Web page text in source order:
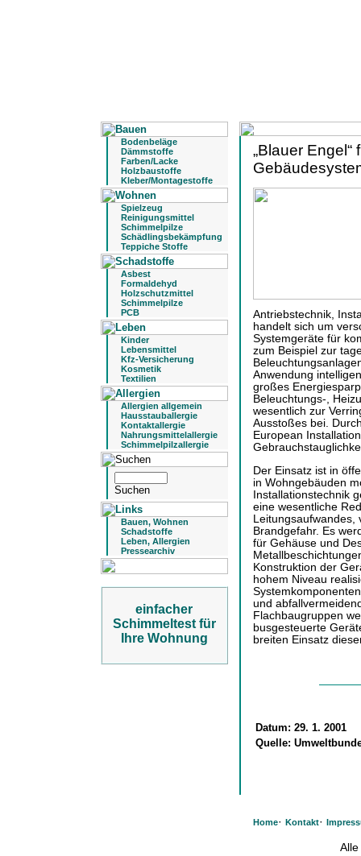
Bodenbeläge
Dämmstoffe
Farben/Lacke
Holzbaustoffe
Kleber/Montagestoffe
Spielzeug
Reinigungsmittel
Schimmelpilze
Schädlingsbekämpfung
Teppiche Stoffe
Asbest
Formaldehyd
Holzschutzmittel
Schimmelpilze
PCB
Kinder
Lebensmittel
Kfz-Versicherung
Kosmetik
Textilien
Allergien allgemein
Hausstauballergie
Kontaktallergie
Nahrungsmittelallergie
Schimmelpilzallergie
Bauen, Wohnen
Schadstoffe
Leben, Allergien
Pressearchiv
einfacher
Schimmeltest für
Ihre Wohnung
„Blauer Engel“
Antriebstechnik,
handelt sich um
Systemgeräte für
zum Beispiel zur
Anwendung
großes
Beleuchtungs-,
wesentlich zur
Ausstoßes bei.
European
Der Einsatz ist in
in Wohngebäuden
Installationstechnik
eine wesentliche
Leitungsaufwandes,
Brandgefahr. Es
für Gehäuse und
Konstruktion der
hohem Niveau
und
Flachbaugruppen
busgesteuerte
breiten Einsatz
Datum: 29. 1. 2001
Quelle:
Home· Kontakt·